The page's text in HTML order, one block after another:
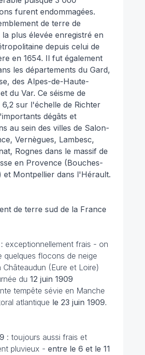
furent endommagées.
de terre de
la plus élevée enregistré en
depuis celui de
en 1654. Il fut également
les départements du Gard,
des Alpes-de-Haute-
du Var. Ce séisme de
6,2 sur l'échelle de Richter
dégâts et
au sein des villes de Salon-
Vernègues, Lambesc,
Rognes dans le massif de
en Provence (Bouches-
et Montpellier dans l'Hérault.
de terre sud de la France
: exceptionnellement frais - on
quelques flocons de neige
(Eure et Loire)
du 12 juin 1909
tempête sévie en Manche
atlantique le 23 juin 1909.
: toujours aussi frais et
pluvieux - entre le 6 et le 11